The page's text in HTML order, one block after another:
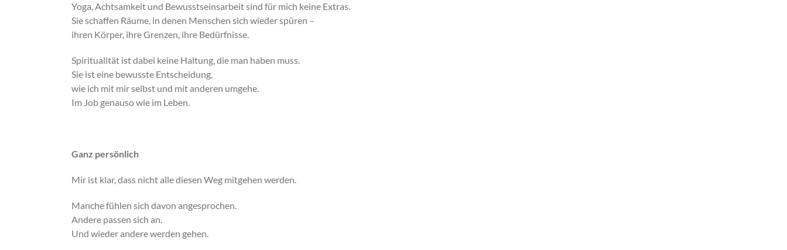
Yoga, Achtsamkeit und Bewusstseinsarbeit sind für mich keine Extras.
Sie schaffen Räume, in denen Menschen sich wieder spüren –
ihren Körper, ihre Grenzen, ihre Bedürfnisse.
Spiritualität ist dabei keine Haltung, die man haben muss.
Sie ist eine bewusste Entscheidung,
wie ich mit mir selbst und mit anderen umgehe.
Im Job genauso wie im Leben.
Ganz persönlich
Mir ist klar, dass nicht alle diesen Weg mitgehen werden.
Manche fühlen sich davon angesprochen.
Andere passen sich an.
Und wieder andere werden gehen.